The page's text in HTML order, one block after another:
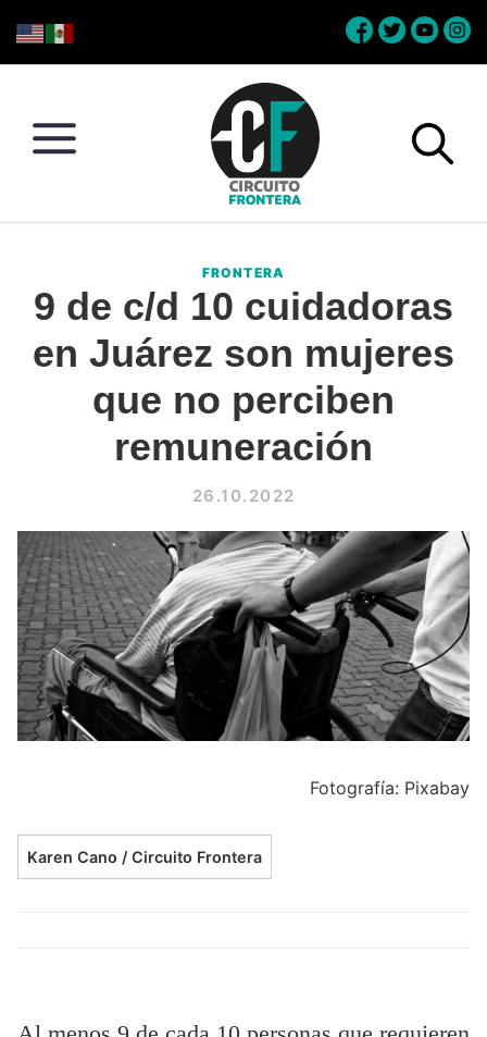
to
to
to
to
Conéctate
la
frontera
FRONTERA
9 de c/d 10 cuidadoras
en Juárez son mujeres
que no perciben
remuneración
26.10.2022
Fotografía: Pixabay
Karen Cano / Circuito Frontera